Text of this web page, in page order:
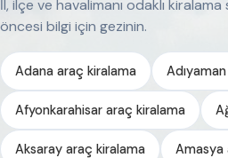
İl, ilçe ve havalimanı odaklı
öncesi bilgi için gezinin.
Adana araç kiralama
Afyonkarahisar araç kiralama
Aksaray araç kiralama Amasya